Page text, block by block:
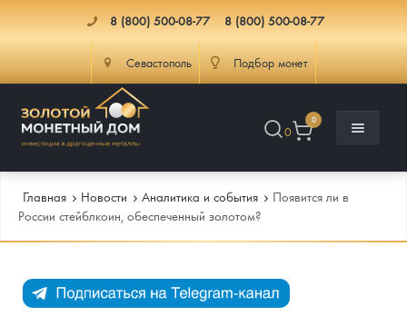
8 (800) 500-08-77 8 (800) 500-08-77
Севастополь Подбор монет
0
0
Каталог Монет
Инфо
Главная Новости Аналитика и события
Появится ли в
России стейблкоин, обеспеченный золотом?